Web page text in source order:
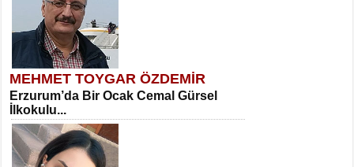
MEHMET TOYGAR ÖZDEMİR
Erzurum’da Bir Ocak Cemal Gürsel
İlkokulu...